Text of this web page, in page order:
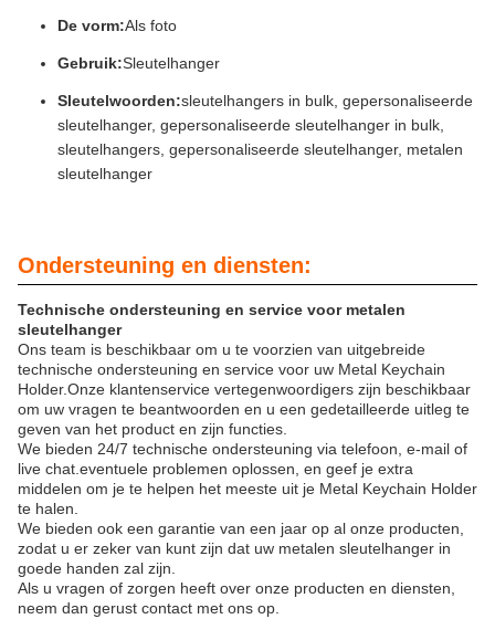
De vorm:Als foto
Gebruik:Sleutelhanger
Sleutelwoorden:sleutelhangers in bulk, gepersonaliseerde
sleutelhanger, gepersonaliseerde sleutelhanger in bulk,
sleutelhangers, gepersonaliseerde sleutelhanger, metalen
sleutelhanger
Ondersteuning en diensten:
Technische ondersteuning en service voor metalen
sleutelhanger
Ons team is beschikbaar om u te voorzien van uitgebreide
technische ondersteuning en service voor uw Metal Keychain
Holder.Onze klantenservice vertegenwoordigers zijn beschikbaar
om uw vragen te beantwoorden en u een gedetailleerde uitleg te
geven van het product en zijn functies.
We bieden 24/7 technische ondersteuning via telefoon, e-mail of
live chat.eventuele problemen oplossen, en geef je extra
middelen om je te helpen het meeste uit je Metal Keychain Holder
te halen.
We bieden ook een garantie van een jaar op al onze producten,
zodat u er zeker van kunt zijn dat uw metalen sleutelhanger in
goede handen zal zijn.
Als u vragen of zorgen heeft over onze producten en diensten,
neem dan gerust contact met ons op.